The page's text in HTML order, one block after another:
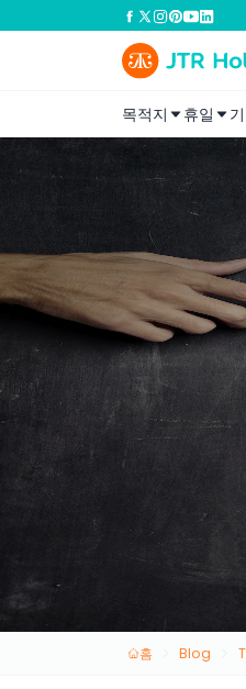
목적지 휴일
홈 Blog